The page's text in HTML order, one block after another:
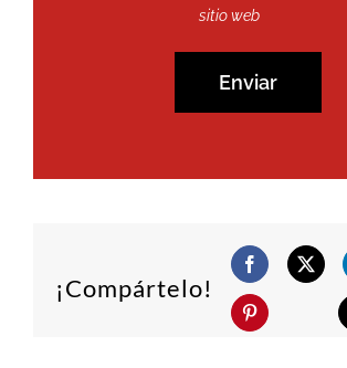
sitio web
¡Compártelo!